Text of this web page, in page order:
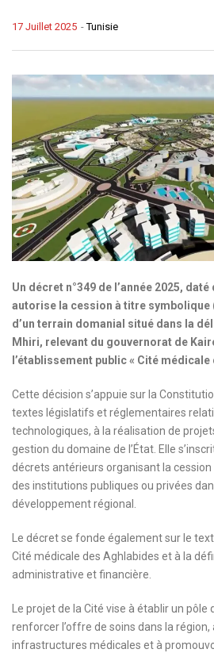
-Tunisie
17 Juillet 2025
Un décret n°349 de l’année 2025,
autorise la cession à titre symbolique
d’un terrain domanial situé dans la
Mhiri, relevant du gouvernorat de
l’établissement public « Cité
Cette décision s’appuie sur la
textes législatifs et réglementaires
technologiques, à la réalisation de
gestion du domaine de l’État. Elle
décrets antérieurs organisant la
des institutions publiques ou privées
développement régional.
Le décret se fonde également sur le
Cité médicale des Aghlabides et à la
administrative et financière.
Le projet de la Cité vise à établir un
renforcer l’offre de soins dans la région,
infrastructures médicales et à